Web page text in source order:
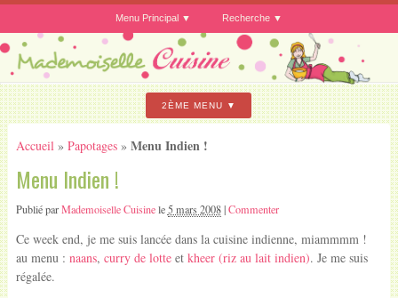
Menu Principal Recherche
2ÈME MENU
Accueil » Papotages» Menu Indien !
Menu Indien !
Publié parMademoiselle Cuisinele 5 mars 2008|Commenter
Ce week end, je me suis lancée dans la cuisine indienne, miammmm !
au menu : naans, curry de lotteet kheer (riz au lait indien). Je me suis
régalée.